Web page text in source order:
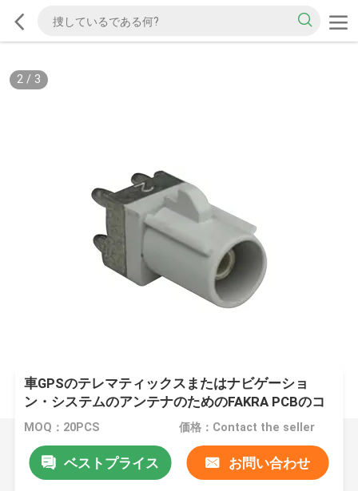
2/ 3
車GPSのテレマティックスまたはナビゲーショ
ン・システムのアンテナのためのFAKRA PCBのコ
ネクター
MOQ：20PCS 価格：Contact the seller
ベストプライス お問い合わせ